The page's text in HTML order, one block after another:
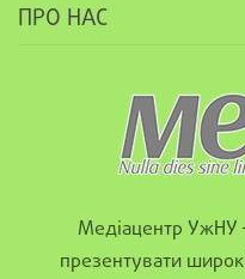
ПРО НАС
Медіацентр УжНУ
презентувати